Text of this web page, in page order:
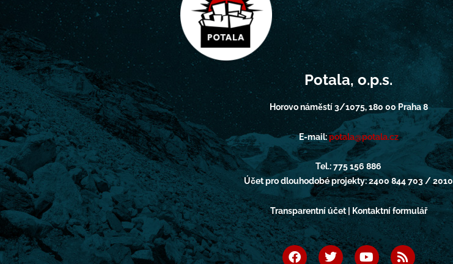
Potala, o.p.s.
Horovo náměstí 3/1075, 180 00 Praha 8
E-mail:potala@potala.cz
Tel.: 775 156 886
Účet pro dlouhodobé projekty: 2400 844 703 / 2010
Transparentní účet | Kontaktní formulář
F
T
Y
R